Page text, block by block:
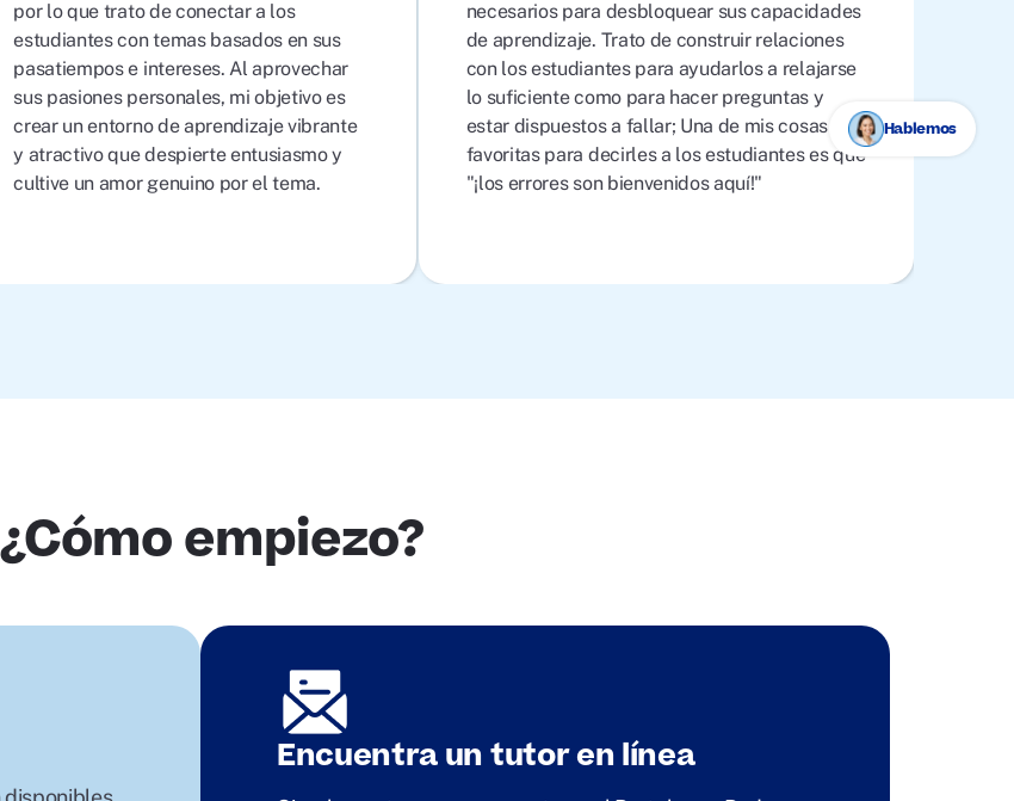
por lo que trato de conectar a los
estudiantes con temas basados en sus
pasatiempos e intereses. Al aprovechar
sus pasiones personales, mi objetivo es
crear un entorno de aprendizaje vibrante
y atractivo que despierte entusiasmo y
cultive un amor genuino por el tema.
necesarios para desbloquear sus capacidades
de aprendizaje. Trato de construir relaciones
con los estudiantes para ayudarlos a relajarse
lo suficiente como para hacer preguntas y
estar dispuestos a fallar; Una de mis cosas
favoritas para decirles a los estudiantes es que
"¡los errores son bienvenidos aquí!"
¿Cómo empiezo?
Encuentra un tutor en línea
Hablemos